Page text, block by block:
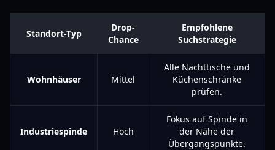
Standort-Typ
Drop-
Chance
Empfohlene
Suchstrategie
Wohnhäuser Mittel
Alle Nachttische und
Küchenschränke
prüfen.
Industriespinde Hoch
Fokus auf Spinde in
der Nähe der
Übergangspunkte.